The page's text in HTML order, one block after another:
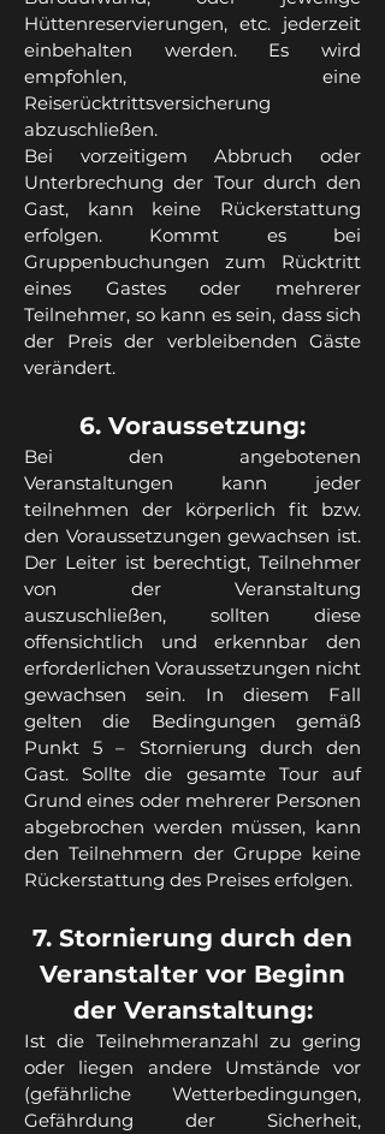
Hüttenreservierungen, etc. jederzeit
einbehalten werden. Es wird
empfohlen, eine
Reiserücktrittsversicherung
abzuschließen.
Bei vorzeitigem Abbruch oder
Unterbrechung der Tour durch den
Gast, kann keine Rückerstattung
erfolgen. Kommt es bei
Gruppenbuchungen zum Rücktritt
eines Gastes oder mehrerer
Teilnehmer, so kann es sein, dass sich
der Preis der verbleibenden Gäste
verändert.
6. Voraussetzung:
Bei den angebotenen
Veranstaltungen kann jeder
teilnehmen der körperlich fit bzw.
den Voraussetzungen gewachsen ist.
Der Leiter ist berechtigt, Teilnehmer
von der Veranstaltung
auszuschließen, sollten diese
offensichtlich und erkennbar den
erforderlichen Voraussetzungen nicht
gewachsen sein. In diesem Fall
gelten die Bedingungen gemäß
Punkt 5 – Stornierung durch den
Gast. Sollte die gesamte Tour auf
Grund eines oder mehrerer Personen
abgebrochen werden müssen, kann
den Teilnehmern der Gruppe keine
Rückerstattung des Preises erfolgen.
7. Stornierung durch den
Veranstalter vor Beginn
der Veranstaltung:
Ist die Teilnehmeranzahl zu gering
oder liegen andere Umstände vor
(gefährliche Wetterbedingungen,
Gefährdung der Sicherheit,